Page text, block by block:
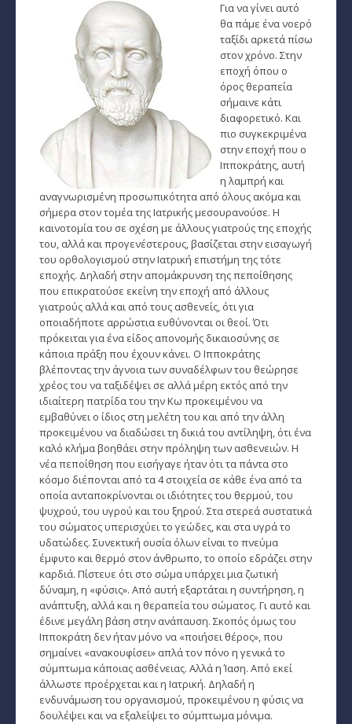
Αστρολογικός Χάρτης
­Τα Άστρα αλλιώς
Ζώδια και διασκέσαση
Ζώδια και δυσκολίες
Ζώδια και έρωτας
Ζώδια και μόδα
­Ζώδια και ταξίδια
­Ζώδια και οικογένεια
­Ζώδια και αθλητισμός
­Ζώδια και διάσημοι
Gossip και αλλά...
Αυτογνωσία
Εναλλακτικές Θεραπείες
Μαθήματα Αστρολογίας
Ταρώ, Μεταφυσική, κ.α.
Πλανητική Ενημέρωση (αρχείο)
Για να γίνει αυτό
θα πάμε ένα νοερό
ταξίδι αρκετά πίσω
στον χρόνο. Στην
εποχή όπου ο
όρος θεραπεία
σήμαινε κάτι
διαφορετικό. Και
πιο συγκεκριμένα
στην εποχή που ο
Ιπποκράτης, αυτή
η λαμπρή και
αναγνωρισμένη προσωπικότητα από όλους ακόμα και
σήμερα στον τομέα της Ιατρικής μεσουρανούσε. Η
καινοτομία του σε σχέση με άλλους γιατρούς της εποχής
του, αλλά και προγενέστερους, βασίζεται στην εισαγωγή
του ορθολογισμού στην Ιατρική επιστήμη της τότε
εποχής. Δηλαδή στην απομάκρυνση της πεποίθησης
που επικρατούσε εκείνη την εποχή από άλλους
γιατρούς αλλά και από τους ασθενείς, ότι για
οποιαδήποτε αρρώστια ευθύνονται οι θεοί. Ότι
πρόκειται για ένα είδος απονομής δικαιοσύνης σε
κάποια πράξη που έχουν κάνει. Ο Ιπποκράτης
βλέποντας την άγνοια των συναδέλφων του θεώρησε
χρέος του να ταξιδέψει σε αλλά μέρη εκτός από την
ιδιαίτερη πατρίδα του την Κω προκειμένου να
εμβαθύνει ο ίδιος στη μελέτη του και από την άλλη
προκειμένου να διαδώσει τη δικιά του αντίληψη, ότι ένα
καλό κλήμα βοηθάει στην πρόληψη των ασθενειών. Η
νέα πεποίθηση που εισήγαγε ήταν ότι τα πάντα στο
κόσμο διέπονται από τα 4 στοιχεία σε κάθε ένα από τα
οποία ανταποκρίνονται οι ιδιότητες του θερμού, του
ψυχρού, του υγρού και του ξηρού. Στα στερεά συστατικά
του σώματος υπερισχύει το γεώδες, και στα υγρά το
υδατώδες. Συνεκτική ουσία όλων είναι το πνεύμα
έμφυτο και θερμό στον άνθρωπο, το οποίο εδράζει στην
καρδιά. Πίστευε ότι στο σώμα υπάρχει μια ζωτική
δύναμη, η «φύσις». Από αυτή εξαρτάται η συντήρηση, η
ανάπτυξη, αλλά και η θεραπεία του σώματος. Γι αυτό και
έδινε μεγάλη βάση στην ανάπαυση. Σκοπός όμως του
Ιπποκράτη δεν ήταν μόνο να «ποιήσει θέρος», που
σημαίνει «ανακουφίσει» απλά τον πόνο η γενικά το
σύμπτωμα κάποιας ασθένειας. Αλλά η Ίαση. Από εκεί
άλλωστε προέρχεται και η Ιατρική. Δηλαδή η
ενδυνάμωση του οργανισμού, προκειμένου η φύσις να
δουλέψει και να εξαλείψει το σύμπτωμα μόνιμα.